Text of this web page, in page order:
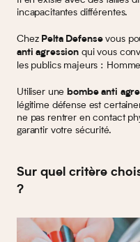
incapacitantes différentes.
Chez Pelta Defensevous
anti agression qui vous
les publics majeurs :
Utiliser une bombe anti
légitime défense est
ne pas rentrer en contact
garantir votre sécurité.
Sur quel critère
?